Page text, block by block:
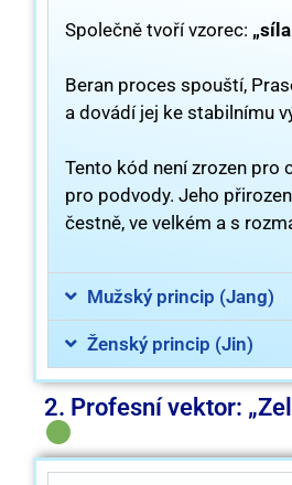
Společně tvoří vzorec:
Beran proces spouští,
a dovádí jej ke stabilnímu
Tento kód není zrozen pro
pro podvody. Jeho
čestně, ve velkém a s
Mužský princip (Jang)
Ženský princip (Jin)
2. Profesní vektor: